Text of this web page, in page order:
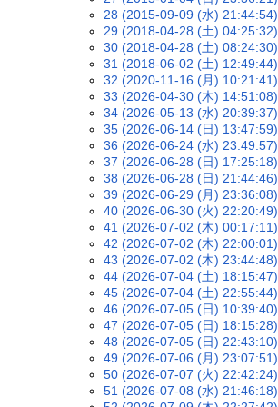
28 (2015-09-09 (水) 21:44:54)
29 (2018-04-28 (土) 04:25:32)
30 (2018-04-28 (土) 08:24:30)
31 (2018-06-02 (土) 12:49:44)
32 (2020-11-16 (月) 10:21:41)
33 (2026-04-30 (木) 14:51:08)
34 (2026-05-13 (水) 20:39:37)
35 (2026-06-14 (日) 13:47:59)
36 (2026-06-24 (水) 23:49:57)
37 (2026-06-28 (日) 17:25:18)
38 (2026-06-28 (日) 21:44:46)
39 (2026-06-29 (月) 23:36:08)
40 (2026-06-30 (火) 22:20:49)
41 (2026-07-02 (木) 00:17:11)
42 (2026-07-02 (木) 22:00:01)
43 (2026-07-02 (木) 23:44:48)
44 (2026-07-04 (土) 18:15:47)
45 (2026-07-04 (土) 22:55:44)
46 (2026-07-05 (日) 10:39:40)
47 (2026-07-05 (日) 18:15:28)
48 (2026-07-05 (日) 22:43:10)
49 (2026-07-06 (月) 23:07:51)
50 (2026-07-07 (火) 22:42:24)
51 (2026-07-08 (水) 21:46:18)